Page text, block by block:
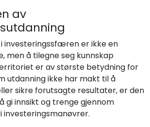
av
investeringssfæren er ikke en
men å tilegne seg kunnskap
er av største betydning for
utdanning ikke har makt til å
sikre forutsagte resultater, er den
gi innsikt og trenge gjennom
investeringsmanøvrer.